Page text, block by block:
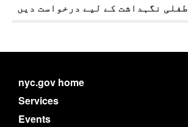
طفلی نگہداشت کے لیے درخواست دیں
nyc.gov home
Services
Events